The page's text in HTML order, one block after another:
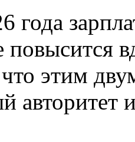
года
повысится
этим